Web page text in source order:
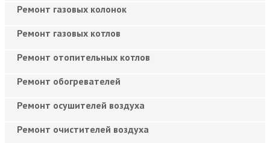
Ремонт газовых колонок
Ремонт газовых котлов
Ремонт отопительных котлов
Ремонт обогревателей
Ремонт осушителей воздуха
Ремонт очистителей воздуха